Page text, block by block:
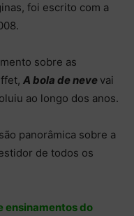
foi escrito com a
sobre as
A bola de neve vai
ao longo dos anos.
panorâmica sobre a
de todos os
ensinamentos do